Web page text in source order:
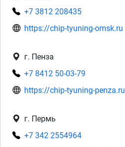
+7 3812 208435
https://chip-tyuning-omsk.ru
г. Пенза
+7 8412 50-03-79
https://chip-tyuning-penza.ru
г. Пермь
+7 342 2554964